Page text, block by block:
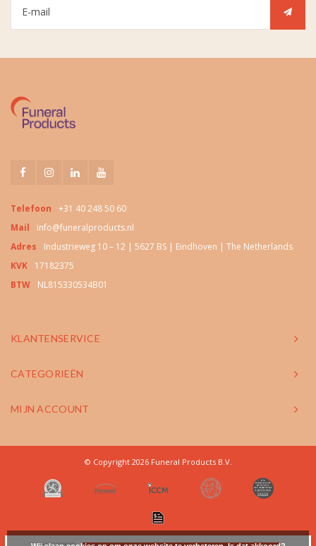
Telefoon
+31 40 248 50 60
Mail
info@funeralproducts.nl
Adres
Industrieweg 10 – 12 | 5627 BS | Eindhoven | The Netherlands
KVK
17182375
BTW
NL815330534B01
KLANTENSERVICE
CATEGORIEËN
MIJN ACCOUNT
© Copyright 2026 Funeral Products B.V.